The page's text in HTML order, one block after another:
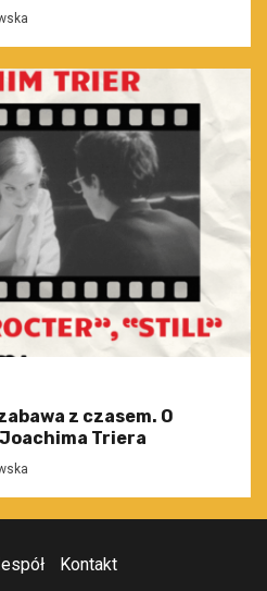
z czasem. O
Triera
Kontakt